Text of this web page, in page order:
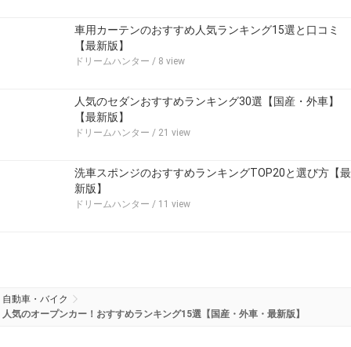
車用カーテンのおすすめ人気ランキング15選と口コミ
【最新版】
ドリームハンター / 8 view
人気のセダンおすすめランキング30選【国産・外車】
【最新版】
ドリームハンター / 21 view
洗車スポンジのおすすめランキングTOP20と選び方【最
新版】
ドリームハンター / 11 view
自動車・バイク
人気のオープンカー！おすすめランキング15選【国産・外車・最新版】